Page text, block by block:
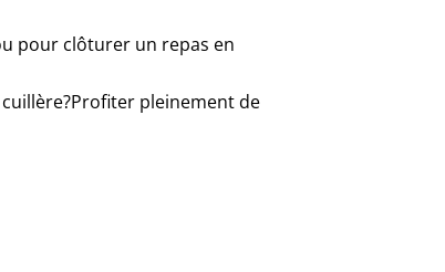
pour clôturer un repas en
pleinement de